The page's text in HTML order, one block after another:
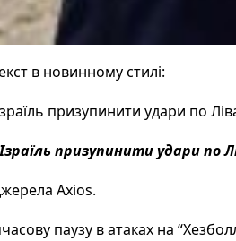
в новинному стилі:
призупинити удари по
призупинити удари по
Axios.
паузу в атаках на